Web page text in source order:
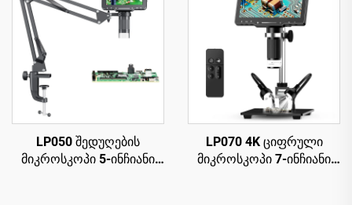
რემონტისთვის, PCB,
მცენარეებისთვის
პარაფინის მიკროსკოპი
LP050 შედუღების
მიკროსკოპი 5-ინჩიანი
LP070 4K ციფრული
მიკროსკოპი 7-ინჩიანი